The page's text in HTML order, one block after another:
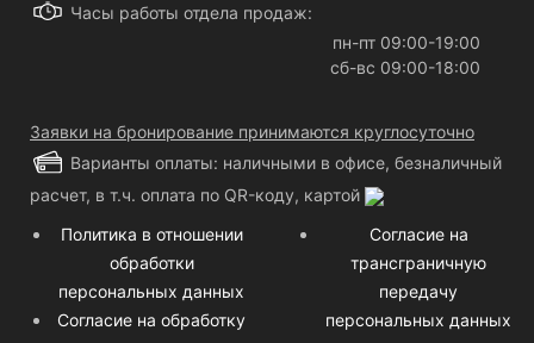
Часы работы отдела продаж:
пн-пт 09:00-19:00
сб-вс 09:00-18:00
Заявки на бронирование принимаются круглосуточно
Варианты оплаты: наличными в офисе, безналичный
расчет, в т.ч. оплата по QR-коду, картой
Политика в отношении
обработки
персональных данных
Согласие на обработку
Согласие на
трансграничную
передачу
персональных данных